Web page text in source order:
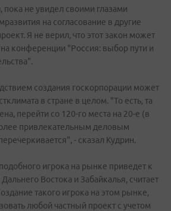
пока не увидел своими глазами
на согласование в другие
Я не верил, что этот закон может
на конференции "Россия: выбор пути и
создания госкорпорации может
в стране в целом. "То есть, та
перейти со 120-го места на 20-е (в
привлекательным деловым
- сказал Кудрин.
игрока на рынке приведет к
Востока и Забайкалья, считает
такого игрока на этом рынке,
любой частный проект с учетом